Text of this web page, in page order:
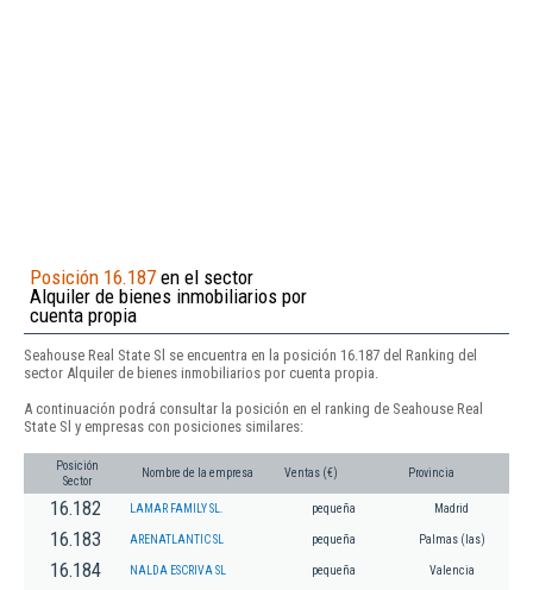
Posición 16.187 en el sector
Alquiler de bienes inmobiliarios por
cuenta propia
Seahouse Real State Sl se encuentra en la posición 16.187 del Ranking del
sector Alquiler de bienes inmobiliarios por cuenta propia.
A continuación podrá consultar la posición en el ranking de Seahouse Real
State Sl y empresas con posiciones similares:
Posición
Sector
Nombre de la empresa Ventas (€) Provincia
16.182 LAMAR FAMILY SL. pequeña Madrid
16.183 ARENATLANTIC SL pequeña Palmas (las)
16.184 NALDA ESCRIVA SL pequeña Valencia